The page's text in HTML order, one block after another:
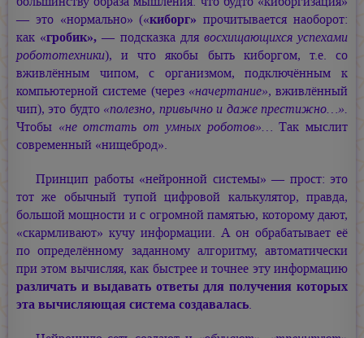
— это «нормально» («киборг» прочитывается наоборот:
как «гробик», — подсказка для восхищающихся успехами
робототехники), и что якобы быть киборгом, т.е. со
вживлённым чипом, с организмом, подключённым к
компьютерной системе (через «начертание», вживлённый
чип), это будто «полезно, привычно и даже престижно…».
Чтобы «не отстать от умных роботов»… Так мыслит
современный «нищеброд».
Принцип работы «нейронной системы» — прост: это
тот же обычный тупой цифровой калькулятор, правда,
большой мощности и с огромной памятью, которому дают,
«скармливают» кучу информации. А он обрабатывает её
по определённому заданному алгоритму, автоматически
при этом вычисляя, как быстрее и точнее эту информацию
различать и выдавать ответы для получения которых
эта вычисляющая система создавалась.